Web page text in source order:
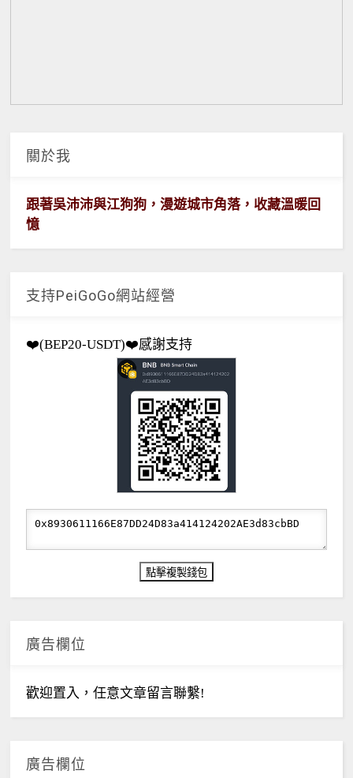
關於我
跟著吳沛沛與江狗狗，漫遊城市角落，收藏溫暖回
憶
支持PeiGoGo網站經營
❤️(BEP20-USDT)❤️感謝支持
廣告欄位
歡迎置入，任意文章留言聯繫!
廣告欄位